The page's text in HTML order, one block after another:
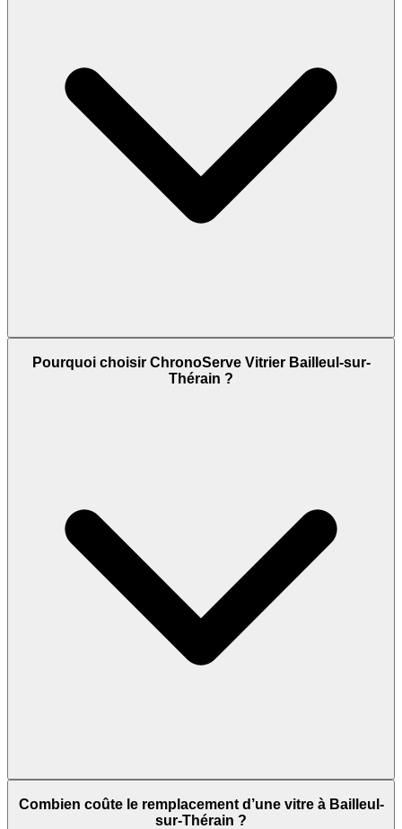
Pourquoi choisir ChronoServe Vitrier Bailleul-sur-
Thérain ?
Combien coûte le remplacement d’une vitre à Bailleul-
sur-Thérain ?